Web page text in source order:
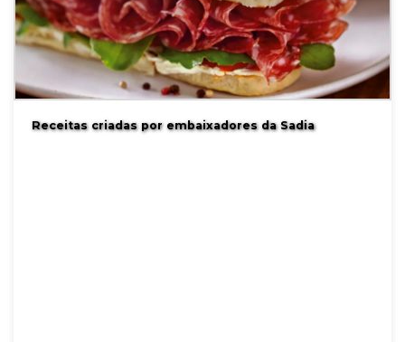
Receitas criadas por embaixadores da Sadia